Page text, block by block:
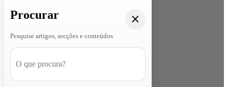
Procurar
Pesquise artigos, secções e conteúdos